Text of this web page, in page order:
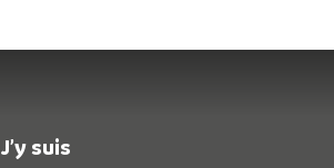
J’y suis